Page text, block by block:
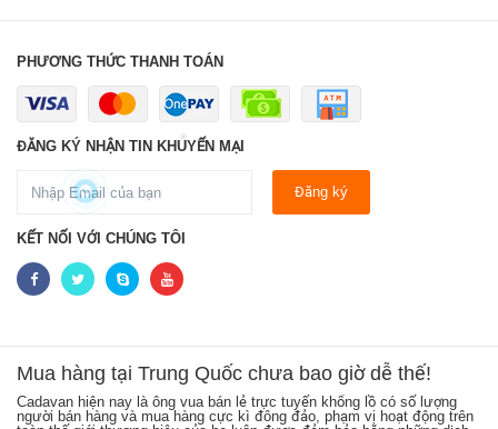
LIÊN HỆ NGAY
PHƯƠNG THỨC THANH TOÁN
ĐĂNG KÝ NHẬN TIN KHUYẾN MẠI
Đăng ký
KẾT NỐI VỚI CHÚNG TÔI
Mua hàng tại Trung Quốc chưa bao giờ dễ thế!
Cadavan hiện nay là ông vua bán lẻ trực tuyến khổng lồ có số lượng
người bán hàng và mua hàng cực kì đông đảo, phạm vi hoạt động trên
Mua hàng trên Cadavan từ lâu đã trở thành xu hướng của hàng triệu tín
đồ mua sắm trên thế giới bởi hàng hóa chất lượng, đa dạng, giá cả lại